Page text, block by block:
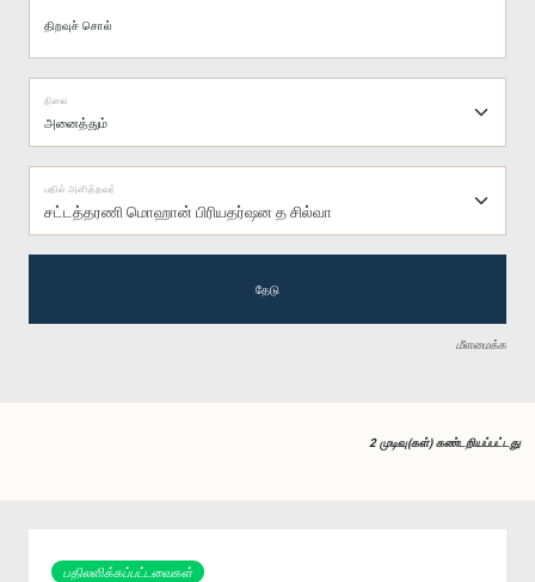
திறவுச் சொல்
நிலை
சட்டத்தரணி மொஹான் பிரியதர்ஷன த சில்வா
பதில் அளித்தவர்
தேடு
மீளமைக்க
2 முடிவு(கள்) கண்டறியப்பட்டது
பதிலளிக்கப்பட்டவைகள்